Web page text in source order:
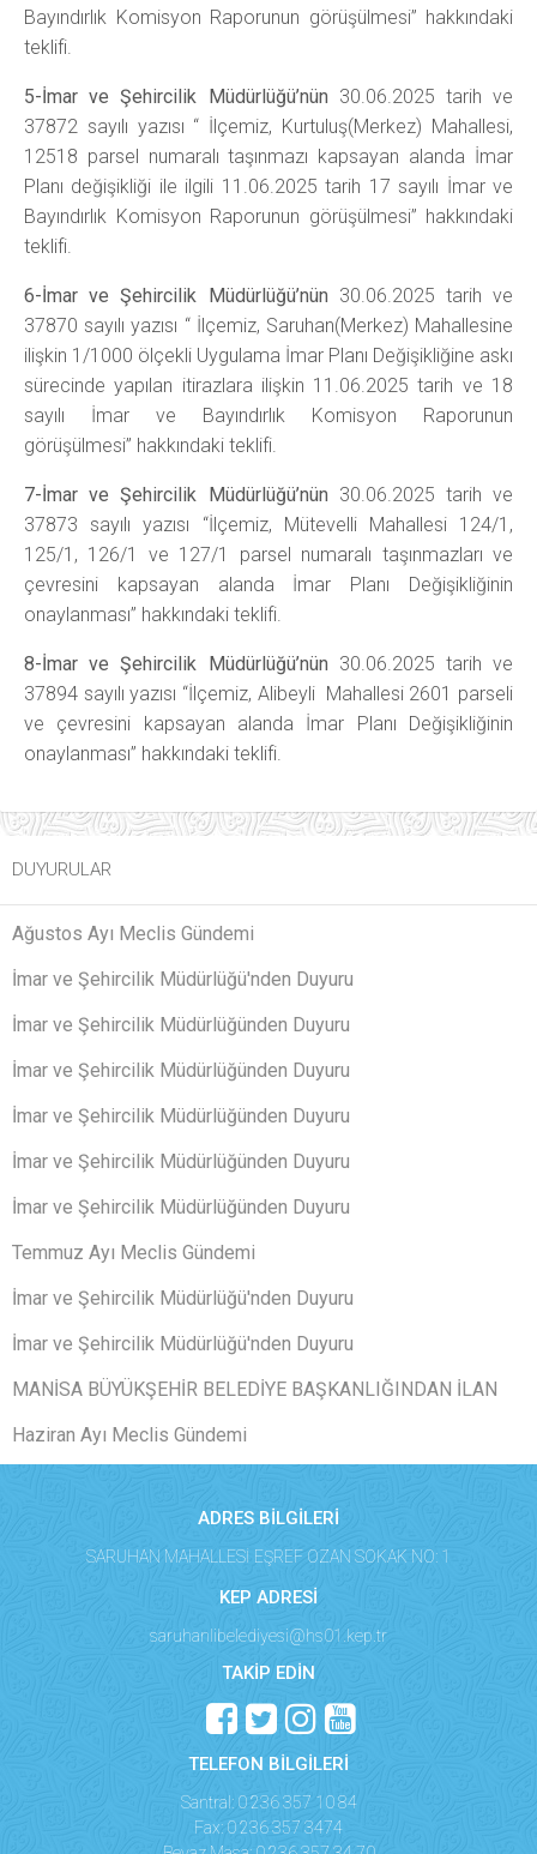
Bayındırlık Komisyon Raporunun görüşülmesi” hakkındaki
teklifi.
5-İmar ve Şehircilik Müdürlüğü’nün 30.06.2025 tarih ve
37872 sayılı yazısı “ İlçemiz, Kurtuluş(Merkez) Mahallesi,
12518 parsel numaralı taşınmazı kapsayan alanda İmar
Planı değişikliği ile ilgili 11.06.2025 tarih 17 sayılı İmar ve
Bayındırlık Komisyon Raporunun görüşülmesi” hakkındaki
teklifi.
6-İmar ve Şehircilik Müdürlüğü’nün 30.06.2025 tarih ve
37870 sayılı yazısı “ İlçemiz, Saruhan(Merkez) Mahallesine
ilişkin 1/1000 ölçekli Uygulama İmar Planı Değişikliğine askı
sürecinde yapılan itirazlara ilişkin 11.06.2025 tarih ve 18
sayılı İmar ve Bayındırlık Komisyon Raporunun
görüşülmesi” hakkındaki teklifi.
7-İmar ve Şehircilik Müdürlüğü’nün 30.06.2025 tarih ve
37873 sayılı yazısı “İlçemiz, Mütevelli Mahallesi 124/1,
125/1, 126/1 ve 127/1 parsel numaralı taşınmazları ve
çevresini kapsayan alanda İmar Planı Değişikliğinin
onaylanması” hakkındaki teklifi.
8-İmar ve Şehircilik Müdürlüğü’nün 30.06.2025 tarih ve
37894 sayılı yazısı “İlçemiz, Alibeyli Mahallesi 2601 parseli
ve çevresini kapsayan alanda İmar Planı Değişikliğinin
onaylanması” hakkındaki teklifi.
DUYURULAR
Ağustos Ayı Meclis Gündemi
İmar ve Şehircilik Müdürlüğü'nden Duyuru
İmar ve Şehircilik Müdürlüğünden Duyuru
İmar ve Şehircilik Müdürlüğünden Duyuru
İmar ve Şehircilik Müdürlüğünden Duyuru
İmar ve Şehircilik Müdürlüğünden Duyuru
İmar ve Şehircilik Müdürlüğünden Duyuru
Temmuz Ayı Meclis Gündemi
İmar ve Şehircilik Müdürlüğü'nden Duyuru
İmar ve Şehircilik Müdürlüğü'nden Duyuru
MANİSA BÜYÜKŞEHİR BELEDİYE BAŞKANLIĞINDAN İLAN
Haziran Ayı Meclis Gündemi
ADRES BİLGİLERİ
SARUHAN MAHALLESİ EŞREF OZAN SOKAK NO: 1
KEP ADRESİ
saruhanlibelediyesi@hs01.kep.tr
TAKİP EDİN
TELEFON BİLGİLERİ
Santral: 0 236 357 10 84
Fax: 0 236 357 3474